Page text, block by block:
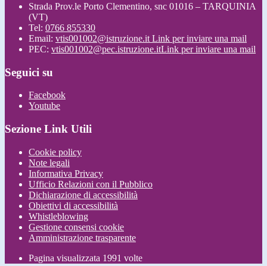
Strada Prov.le Porto Clementino, snc 01016 – TARQUINIA
(VT)
Tel: 0766 855330
Email: vtis001002@istruzione.it Link per inviare una mail
PEC: vtis001002@pec.istruzione.itLink per inviare una mail
Seguici su
Facebook
Youtube
Sezione Link Utili
Cookie policy
Note legali
Informativa Privacy
Ufficio Relazioni con il Pubblico
Dichiarazione di accessibilità
Obiettivi di accessibilità
Whistleblowing
Gestione consensi cookie
Amministrazione trasparente
Pagina visualizzata 1991 volte